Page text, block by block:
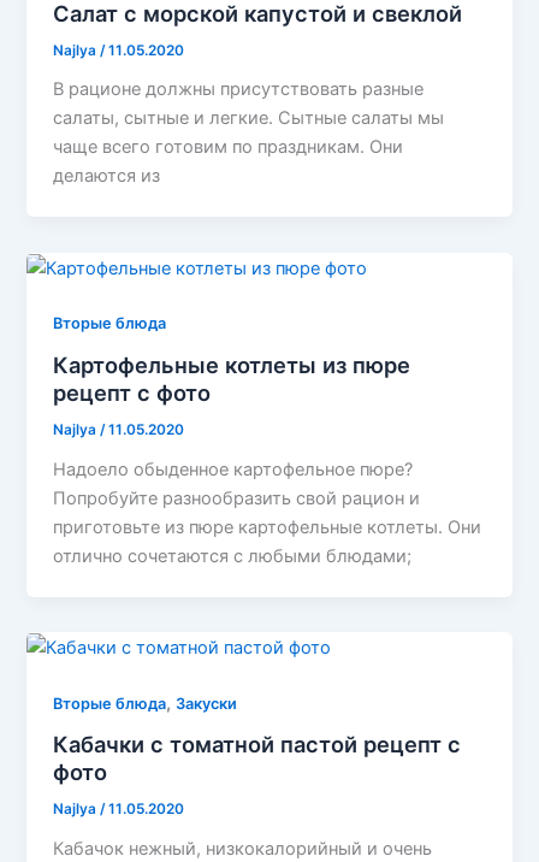
Салат с морской капустой и свеклой
Najlya /11.05.2020
В рационе должны присутствовать разные
салаты, сытные и легкие. Сытные салаты мы
чаще всего готовим по праздникам. Они
делаются из
Вторые блюда
Картофельные котлеты из пюре
рецепт с фото
Najlya/11.05.2020
Надоело обыденное картофельное пюре?
Попробуйте разнообразить свой рацион и
приготовьте из пюре картофельные котлеты. Они
отлично сочетаются с любыми блюдами;
Вторые блюда,Закуски
Кабачки с томатной пастой рецепт с
фото
Najlya/11.05.2020
Кабачок нежный, низкокалорийный и очень